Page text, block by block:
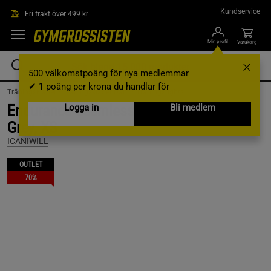
Fri frakt över 499 kr Kundservice
Min profil
500 välkomstpoäng för nya medlemmar
✔ 1 poäng per krona du handlar för
Logga in
Bli medlem
Varukorg
Träningskläder / Träningskläder Dam /Träningstights
Endurance Seamless Tights Wmn, Dark
Grey, XS
ICANIWILL
OUTLET
70%